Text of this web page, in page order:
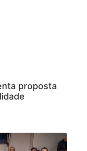
proposta